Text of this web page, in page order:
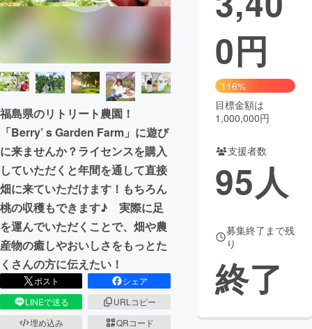
まちづくり・地域活性化
CAMPFIRE for Social Good CAMPFIRE Creation
CAMPFIREふるさと納税
コミュニティ
福島県のリトリート農園！
「Berry’ s Garden Farm」に遊び
に来ませんか？ライセンスを購入
していただくと年間を通して直接
畑に来ていただけます！もちろん
桃の収穫もできます♪ 実際に足
を運んでいただくことで、畑や農
産物の癒しやおいしさをもっとた
くさんの方に伝えたい！
ポスト
シェア
LINEで送る
URLコピー
埋め込み
QRコード
0円
116%
目標金額は
1,000,000円
支援者数
95人
募集終了まで残
り
終了